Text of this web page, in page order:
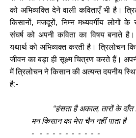
को अभिव्यक्ति देने वाली कविताएँ भी है।
किसानों, मजदूरों, निम्न मध्यवर्गीय
संघर्ष को अपनी कविता का विषय बनाते
यथार्थ को अभिव्यक्त करती है। त्रिलोचन
जीवन का बड़ा ही सूक्ष्म चित्रण करते हैं।
में त्रिलोचन ने किसान की अत्यन्त दयनीय
है:-
“हंसता है अकाल, तारों के दाँत
मन किसान का मेरा चैन नहीं
‌- - - - - - - - - - -